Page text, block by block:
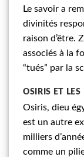
Le savoir a
divinités
raison d’être.
associés à la
“tués” par la
OSIRIS ET
Osiris, dieu
est un autre
milliers
comme un